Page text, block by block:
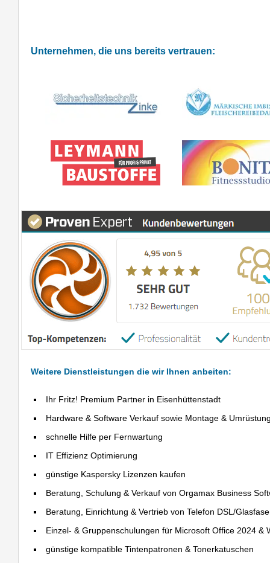
Unternehmen, die uns bereits vertrauen:
Weitere Dienstleistungen die wir Ihnen anbeiten:
Ihr Fritz! Premium Partner in Eisenhüttenstadt
Hardware & Software Verkauf sowie Montage &
schnelle Hilfe per Fernwartung
IT Effizienz Optimierung
günstige Kaspersky Lizenzen kaufen
Beratung, Schulung & Verkauf von Orgamax Business
Beratung, Einrichtung & Vertrieb von Telefon DSL/
Einzel- & Gruppenschulungen für Microsoft Office 2024 &
günstige kompatible Tintenpatronen & Tonerkatuschen